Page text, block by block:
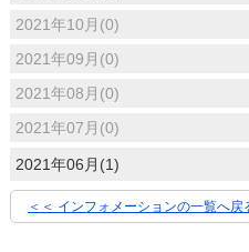
2021年10月(0)
2021年09月(0)
2021年08月(0)
2021年07月(0)
2021年06月(1)
＜＜ インフォメーションの一覧へ戻